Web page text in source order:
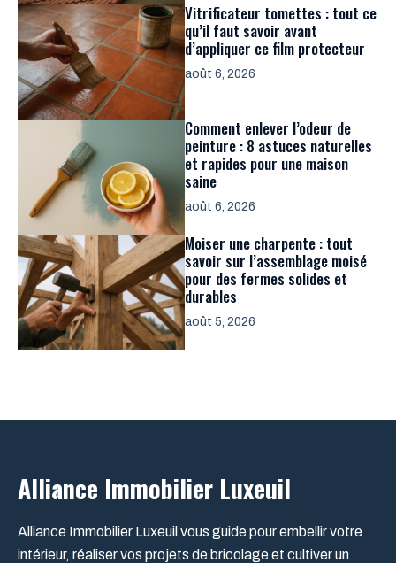
Vitrificateur tomettes : tout ce
qu’il faut savoir avant
d’appliquer ce film protecteur
août 6, 2026
Comment enlever l’odeur de
peinture : 8 astuces naturelles
et rapides pour une maison
saine
août 6, 2026
Moiser une charpente : tout
savoir sur l’assemblage moisé
pour des fermes solides et
durables
août 5, 2026
Alliance Immobilier Luxeuil
Alliance Immobilier Luxeuil vous guide pour embellir votre
intérieur, réaliser vos projets de bricolage et cultiver un